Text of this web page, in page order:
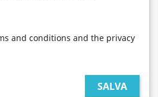
and conditions and the privacy
SALVA